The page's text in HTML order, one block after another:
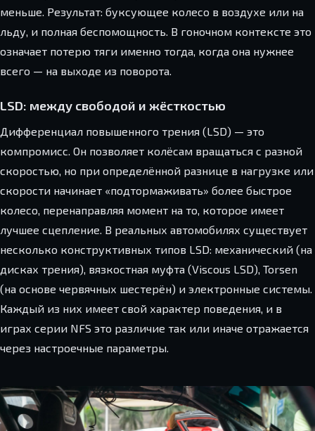
меньше. Результат: буксующее колесо в воздухе или на
льду, и полная беспомощность. В гоночном контексте это
означает потерю тяги именно тогда, когда она нужнее
всего — на выходе из поворота.
LSD: между свободой и жёсткостью
Дифференциал повышенного трения (LSD) — это
компромисс. Он позволяет колёсам вращаться с разной
скоростью, но при определённой разнице в нагрузке или
скорости начинает «подтормаживать» более быстрое
колесо, перенаправляя момент на то, которое имеет
лучшее сцепление. В реальных автомобилях существует
несколько конструктивных типов LSD: механический (на
дисках трения), вязкостная муфта (Viscous LSD), Torsen
(на основе червячных шестерён) и электронные системы.
Каждый из них имеет свой характер поведения, и в
играх серии NFS это различие так или иначе отражается
через настроечные параметры.